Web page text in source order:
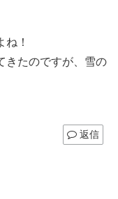
！
きたのですが、雪の
返信